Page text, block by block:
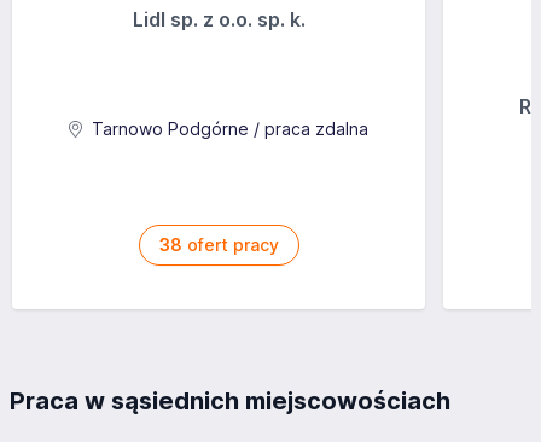
Lidl sp. z o.o. sp. k.
Tarnowo Podgórne / praca zdalna
38 ofert pracy
Praca w sąsiednich miejscowościach